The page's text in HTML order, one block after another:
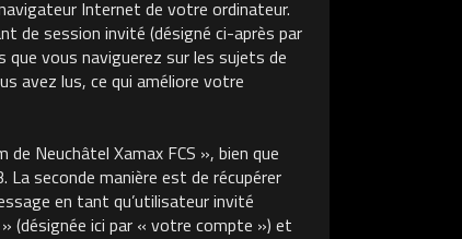
Internet de votre ordinateur.
de session invité (désigné ci-après par
vous naviguerez sur les sujets de
avez lus, ce qui améliore votre
Neuchâtel Xamax FCS », bien que
seconde manière est de récupérer
en tant qu’utilisateur invité
(désignée ici par « votre compte ») et